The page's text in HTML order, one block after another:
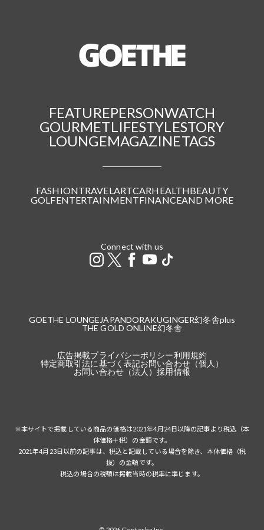
FEATUREPERSONWATCH
GOURMETLIFESTYLESTORY
LOUNGEMAGAZINETAGS
FASHIONTRAVELARTCARHEALTHBEAUTY
GOLFENTERTAINMENTFINANCEAND MORE
Connect with us
GOETHE LOUNGE JAPANDORAKUGINGER幻冬舎plus
THE GOLD ONLINE幻冬舎
広告掲載プライバシーポリシー利用規約
特定商取引法に基づく表記お問い合わせ（個人）
お問い合わせ（法人）採用情報
※本サイトで掲載している商品の価格は2021年4月24日以降の記事より税込（本
体価格＋税）の金額です。
2021年4月23日以前の記事は、税込と記載している場合を除き、本体価格（税
抜）の金額です。
税込の場合の税額は掲載当時の税率に準じます。